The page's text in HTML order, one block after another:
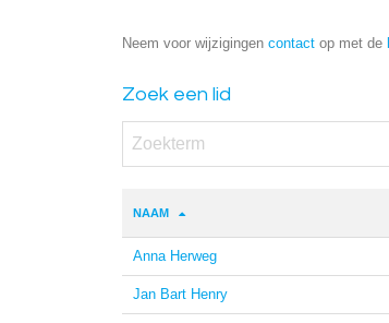
Neem voor wijzigingen contact op met de
Zoek een lid
NAAM
Anna Herweg
Jan Bart Henry